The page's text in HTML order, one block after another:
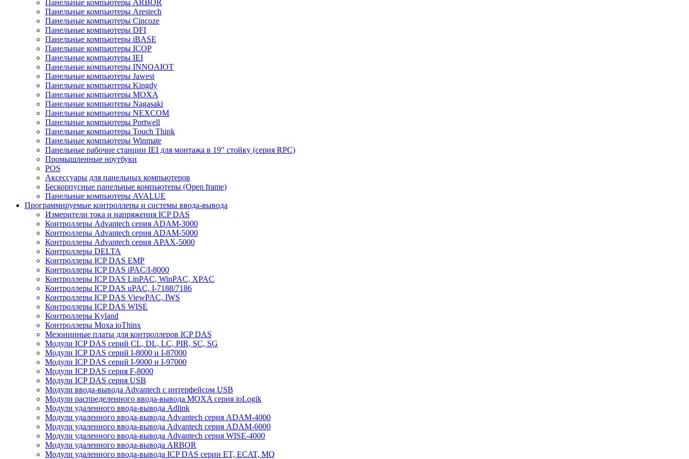
Панельные компьютеры ARBOR
Панельные компьютеры Arestech
Панельные компьютеры Cincoze
Панельные компьютеры DFI
Панельные компьютеры iBASE
Панельные компьютеры ICOP
Панельные компьютеры IEI
Панельные компьютеры INNOAIOT
Панельные компьютеры Jawest
Панельные компьютеры Kingdy
Панельные компьютеры MOXA
Панельные компьютеры Nagasaki
Панельные компьютеры NEXCOM
Панельные компьютеры Portwell
Панельные компьютеры Touch Think
Панельные компьютеры Winmate
Панельные рабочие станции IEI для монтажа в 19" стойку (серия RPC)
Промышленные ноутбуки
POS
Аксессуары для панельных компьютеров
Бескорпусные панельные компьютеры (Open frame)
Панельные компьютеры AVALUE
Программируемые контроллеры и системы ввода-вывода
Измерители тока и напряжения ICP DAS
Контроллеры Advantech серия ADAM-3000
Контроллеры Advantech серия ADAM-5000
Контроллеры Advantech серия APAX-5000
Контроллеры DELTA
Контроллеры ICP DAS EMP
Контроллеры ICP DAS iPAC/I-8000
Контроллеры ICP DAS LinPAC, WinPAC, XPAC
Контроллеры ICP DAS uPAC, I-7188/7186
Контроллеры ICP DAS ViewPAC, IWS
Контроллеры ICP DAS WISE
Контроллеры Kyland
Контроллеры Moxa ioThinx
Мезонинные платы для контроллеров ICP DAS
Модули ICP DAS серий CL, DL, LC, PIR, SC, SG
Модули ICP DAS серий I-8000 и I-87000
Модули ICP DAS серий I-9000 и I-97000
Модули ICP DAS серия F-8000
Модули ICP DAS серия USB
Модули ввода-вывода Advantech с интерфейсом USB
Модули распределенного ввода-вывода MOXA серия ioLogik
Модули удаленного ввода-вывода Adlink
Модули удаленного ввода-вывода Advantech серия ADAM-4000
Модули удаленного ввода-вывода Advantech серия ADAM-6000
Модули удаленного ввода-вывода Advantech серия WISE-4000
Модули удаленного ввода-вывода ARBOR
Модули удаленного ввода-вывода ICP DAS серии ET, ECAT, MQ